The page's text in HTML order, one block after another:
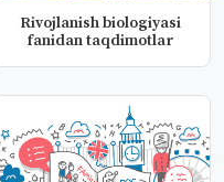
Rivojlanish biologiyasi
fanidan taqdimotlar